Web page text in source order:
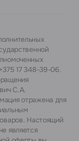
17 348-39-06.
С.А.
отражена для
Настоящий
является